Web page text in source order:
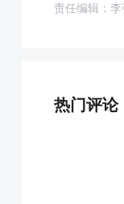
责任编辑：李
热门评论